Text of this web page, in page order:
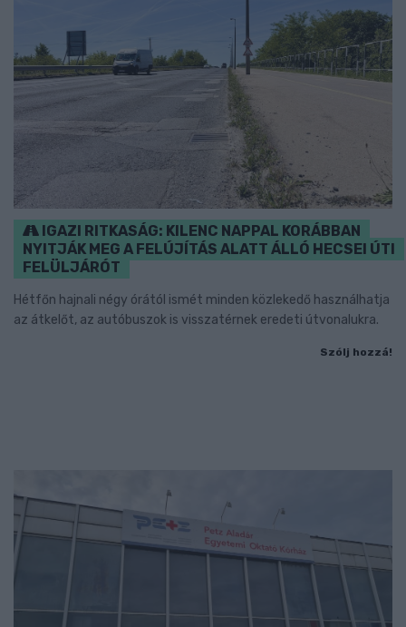
IGAZI RITKASÁG: KILENC NAPPAL KORÁBBAN
NYITJÁK MEG A FELÚJÍTÁS ALATT ÁLLÓ HECSEI ÚTI
FELÜLJÁRÓT
Hétfőn hajnali négy órától ismét minden közlekedő használhatja
az átkelőt, az autóbuszok is visszatérnek eredeti útvonalukra.
Szólj hozzá!